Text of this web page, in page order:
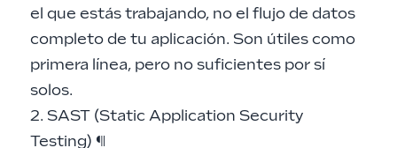
el que estás trabajando, no el flujo de datos
completo de tu aplicación. Son útiles como
primera línea, pero no suficientes por sí
solos.
2. SAST (Static Application Security
Testing) ¶